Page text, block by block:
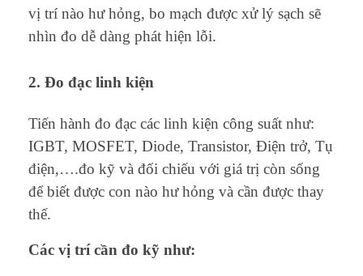
vị trí nào hư hỏng, bo mạch được xử lý sạch sẽ
nhìn đo dễ dàng phát hiện lỗi.
2. Đo đạc linh kiện
Tiến hành đo đạc các linh kiện công suất như:
IGBT, MOSFET, Diode, Transistor, Điện trở, Tụ
điện,….đo kỹ và đối chiếu với giá trị còn sống
để biết được con nào hư hỏng và cần được thay
thế.
Các vị trí cần đo kỹ như: